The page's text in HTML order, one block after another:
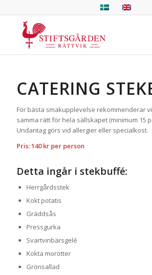
CATERING
För bästa smakupplevelse rekommenderar
samma rätt för hela sällskapet (minimum 15
Undantag görs vid allergier eller specialkost.
Pris: 140 kr per person
Detta ingår i stekbuffé:
Herrgårdsstek
Kokt potatis
Gräddsås
Pressgurka
Svartvinbärsgelé
Kokta morötter
Grönsallad